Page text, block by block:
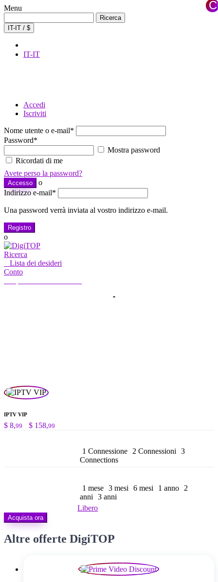
Menu
per:
Ricerca
IT-IT / $
IT-IT
Accedi
Iscriviti
Nome utente o e-mail*
Password*
Mostra password
Ricordati di me
Avete perso la password?
Accesso
o
Indirizzo e-mail*
Una password verrà inviata al vostro indirizzo e-mail.
Registro
o
Ricerca
Lista dei desideri
Conto
IPTV VIP
$ 8,99 $ 158,99
1 Connessione 2 Connessioni
3
Connections
1 mese 3 mesi 6 mesi 1 anno
2
anni
3 anni
Libero
Acquista ora
Altre offerte DigiTOP